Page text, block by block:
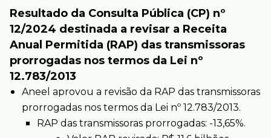
Resultado da Consulta Pública (CP) nº
12/2024 destinada a revisar a Receita
Anual Permitida (RAP) das transmissoras
prorrogadas nos termos da Lei nº
12.783/2013
Aneel aprovou a revisão da RAP das transmissoras
prorrogadas nos termos da Lei nº 12.783/2013.
RAP das transmissoras prorrogadas: -13,65%.